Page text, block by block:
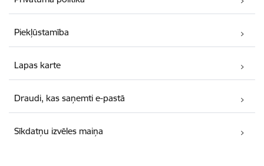
Piekļūstamība
Lapas karte
Draudi, kas saņemti e-pastā
Sīkdatņu izvēles maiņa